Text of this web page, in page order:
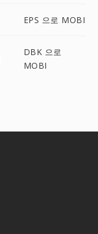
EPS 으로 MOBI
DBK 으로
MOBI